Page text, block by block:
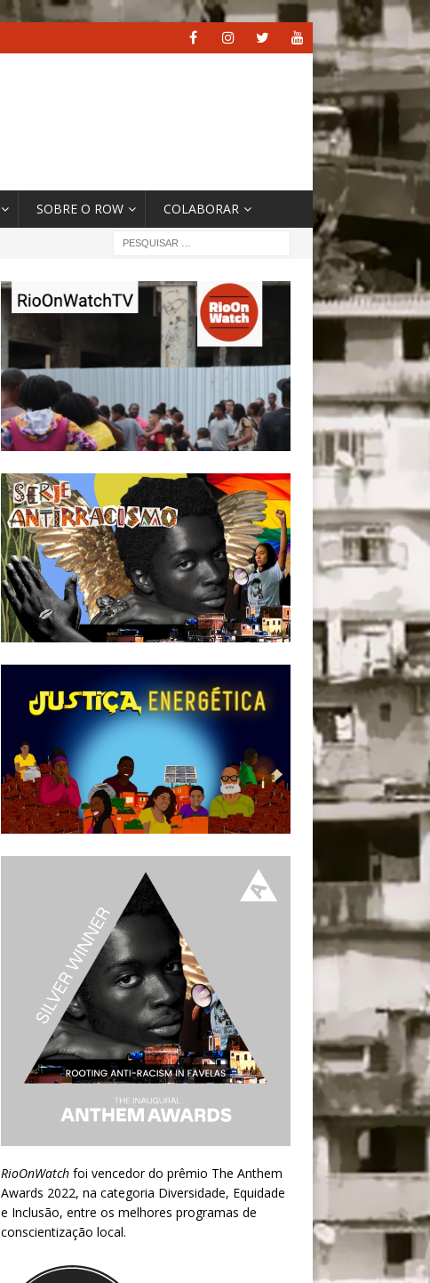
SOBRE O ROW COLABORAR
RioOnWatchfoi vencedor do prêmio The Anthem
Awards 2022, na categoria Diversidade, Equidade
e Inclusão, entre os melhores programas de
conscientização local.